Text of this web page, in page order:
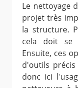
Le nettoyage
projet très
la structure.
cela doit se
Ensuite, ces
d'outils
donc ici